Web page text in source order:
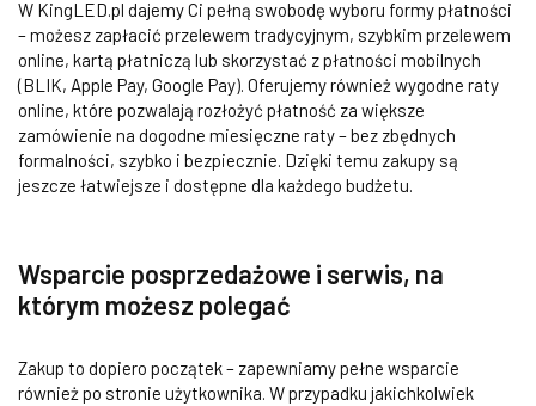
W KingLED.pl dajemy Ci pełną swobodę wyboru formy płatności
– możesz zapłacić przelewem tradycyjnym, szybkim przelewem
online, kartą płatniczą lub skorzystać z płatności mobilnych
(BLIK, Apple Pay, Google Pay). Oferujemy również wygodne raty
online, które pozwalają rozłożyć płatność za większe
zamówienie na dogodne miesięczne raty – bez zbędnych
formalności, szybko i bezpiecznie. Dzięki temu zakupy są
jeszcze łatwiejsze i dostępne dla każdego budżetu.
Wsparcie posprzedażowe i serwis, na
którym możesz polegać
Zakup to dopiero początek – zapewniamy pełne wsparcie
również po stronie użytkownika. W przypadku jakichkolwiek